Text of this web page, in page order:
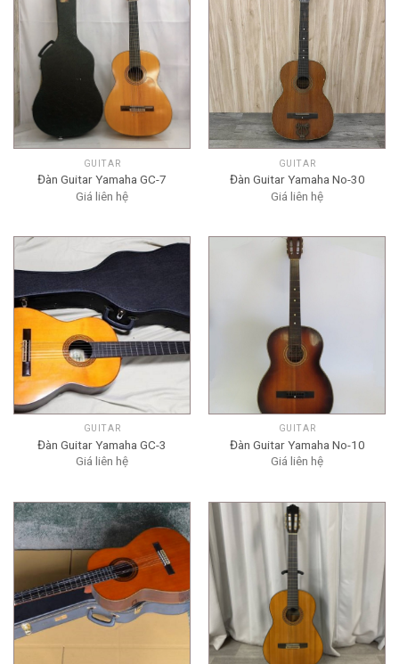
GUITAR
Đàn Guitar Yamaha GC-7
Giá liên hệ
GUITAR
Đàn Guitar Yamaha No-30
Giá liên hệ
GUITAR
Đàn Guitar Yamaha GC-3
Giá liên hệ
GUITAR
Đàn Guitar Yamaha No-10
Giá liên hệ